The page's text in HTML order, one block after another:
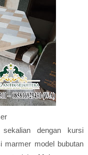
dengan kursi
marmer model bubutan